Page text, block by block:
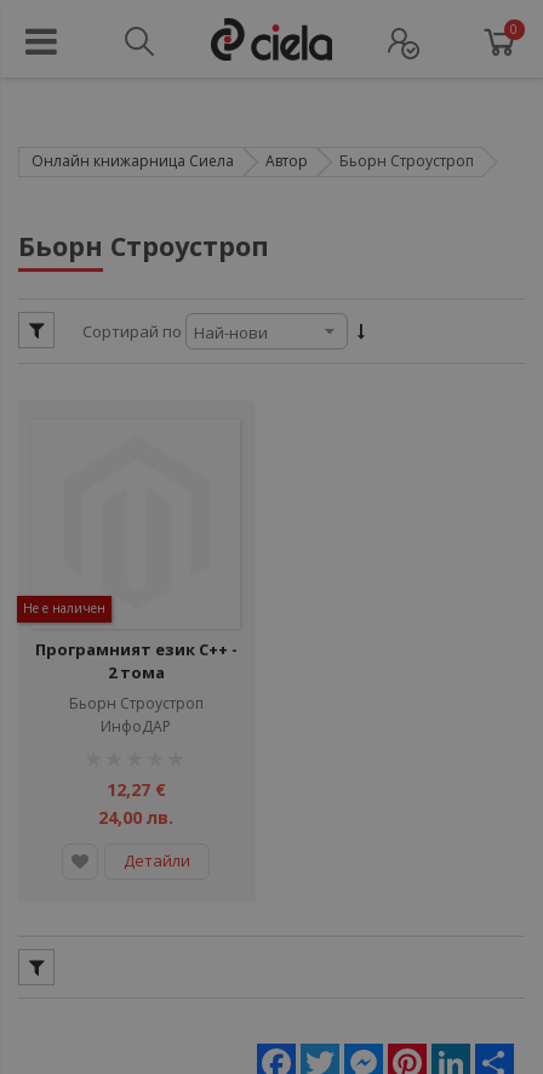
0
Онлайн книжарница Сиела Автор Бьорн Строустроп
Бьорн Строустроп
Сортирай по
Не е наличен
Програмният език C++ -
2 тома
Бьорн Строустроп
ИнфоДАР
12,27 €
24,00 лв.
Детайли
Facebook
Twitter MessengerPinterestLinkedIn